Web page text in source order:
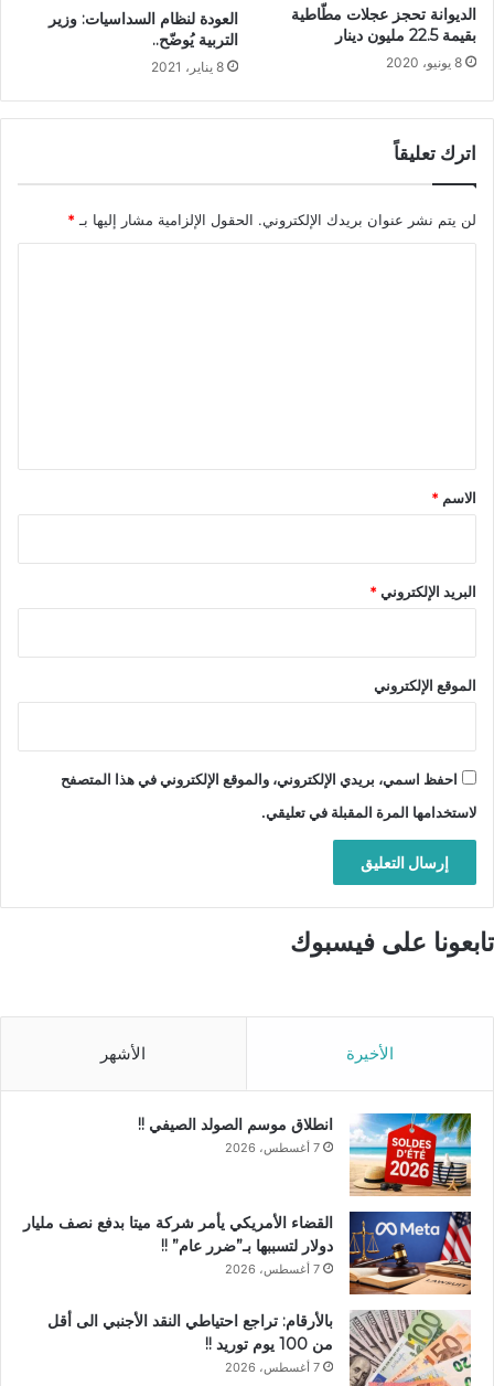
الديوانة تحجز عجلات مطّاطية
بقيمة 22.5 مليون دينار
8 يونيو، 2020
العودة لنظام السداسيات: وزير
التربية يُوضّح..
8 يناير، 2021
اترك تعليقاً
لن يتم نشر عنوان بريدك الإلكتروني. الحقول الإلزامية مشار إليها بـ *
*
الاسم *
البريد الإلكتروني*
الموقع الإلكتروني
احفظ اسمي، بريدي الإلكتروني، والموقع الإلكتروني في هذا المتصفح
لاستخدامها المرة المقبلة في تعليقي.
تابعونا على فيسبوك
الأخيرة الأشهر
انطلاق موسم الصولد الصيفي !!
7 أغسطس، 2026
القضاء الأمريكي يأمر شركة ميتا بدفع نصف مليار
دولار لتسببها بـ”ضرر عام” !!
7 أغسطس، 2026
بالأرقام: تراجع احتياطي النقد الأجنبي الى أقل
من 100 يوم توريد !!
7 أغسطس، 2026